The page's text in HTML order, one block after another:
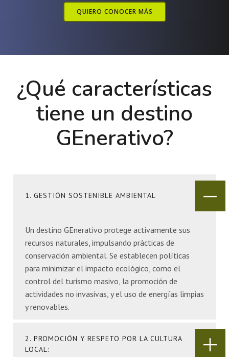
QUIERO CONOCER MÁS
¿Qué características
tiene un destino
GEnerativo?
1. GESTIÓN SOSTENIBLE AMBIENTAL
Un destino GEnerativo protege activamente sus
recursos naturales, impulsando prácticas de
conservación ambiental. Se establecen políticas
para minimizar el impacto ecológico, como el
control del turismo masivo, la promoción de
actividades no invasivas, y el uso de energías limpias
y renovables.
2. PROMOCIÓN Y RESPETO POR LA CULTURA
LOCAL: